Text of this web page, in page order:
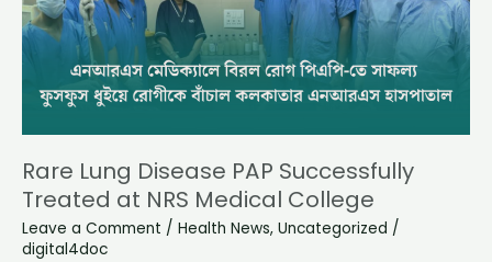
Rare Lung Disease PAP Successfully
Treated at NRS Medical College
Leave a Comment / Health News, Uncategorized /
digital4doc
at
NRS
Medical
College